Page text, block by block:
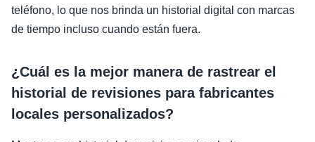
teléfono, lo que nos brinda un historial digital con marcas
de tiempo incluso cuando están fuera.
¿Cuál es la mejor manera de rastrear el
historial de revisiones para fabricantes
locales personalizados?